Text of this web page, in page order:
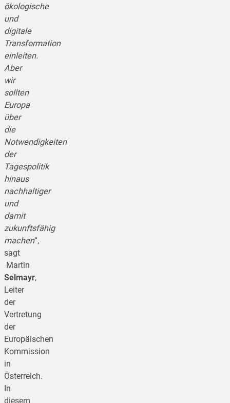
ökologische
und
digitale
Transformation
einleiten.
Aber
wir
sollten
Europa
über
die
Notwendigkeiten
der
Tagespolitik
hinaus
nachhaltiger
und
damit
zukunftsfähig
machen“,
sagt
Martin
Selmayr,
Leiter
der
Vertretung
der
Europäischen
Kommission
in
Österreich.
In
diesem